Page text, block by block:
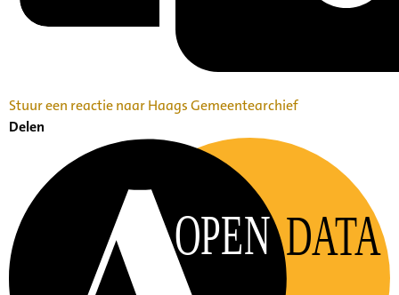
Stuur een reactie naar Haags Gemeentearchief
Delen
OPEN DATA